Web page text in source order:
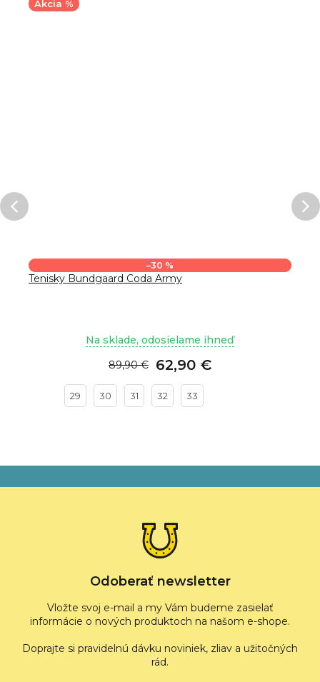
Akcia %
–30 %
Tenisky Bundgaard Coda Army
Na sklade, odosielame ihneď
62,90 €
89,90 €
29 30 31 32 33
á
Odoberať newsletter
Vložte svoj e-mail a my Vám budeme zasielať
informácie o nových produktoch na našom e-shope.